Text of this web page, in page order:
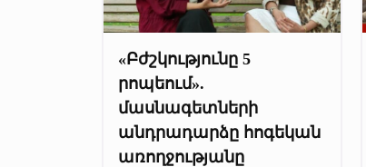
«Բժշկությունը 5
րոպեում».
մասնագետների
անդրադարձը հոգեկան
առողջությանը